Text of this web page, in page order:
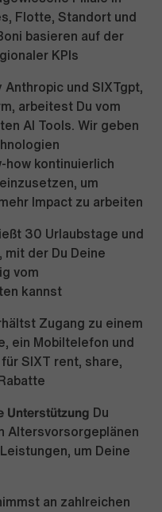
Flotte, Standort und
basieren auf der
KPIs
Anthropic und SIXTgpt,
arbeitest Du vom
AI Tools. Wir geben
how kontinuierlich
um
Impact zu arbeiten
30 Urlaubstage und
der Du Deine
vom
kannst
Zugang zu einem
ein Mobiltelefon und
SIXT rent, share,
Unterstützung Du
Altersvorsorgeplänen
um Deine
an zahlreichen